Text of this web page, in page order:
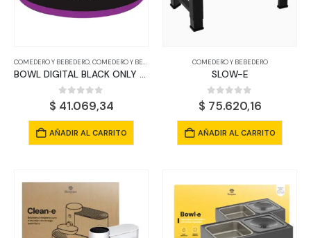
COMEDERO Y BEBEDERO,COMEDERO Y BEBEDERO
BOWL DIGITAL BLACK ONLY SIZE
0out of 5
$ 41.069,34
AÑADIR AL CARRITO
COMEDERO Y BEBEDERO
SLOW-E
0out of 5
$ 75.620,16
AÑADIR AL CARRITO